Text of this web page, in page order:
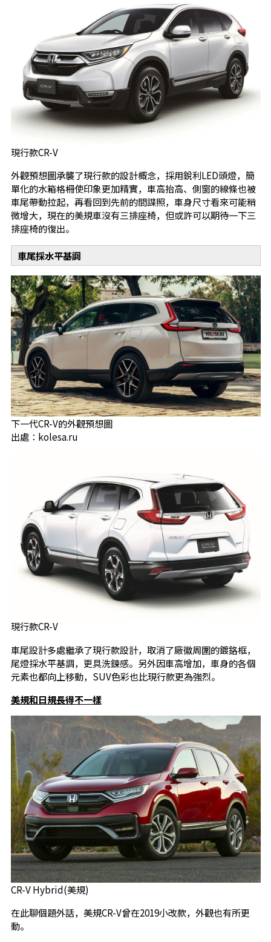
現行款CR-V
外觀預想圖承襲了現行款的設計概念，採用銳利LED頭燈，簡
單化的水箱格柵使印象更加精實，車高抬高、側窗的線條也被
車尾帶動拉起，再看回到先前的間諜照，車身尺寸看來可能稍
微增大，現在的美規車沒有三排座椅，但或許可以期待一下三
排座椅的復出。
車尾採水平基調
下一代CR-V的外觀預想圖
出處：kolesa.ru
現行款CR-V
車尾設計多處繼承了現行款設計，取消了廠徽周圍的鍍鉻框，
尾燈採水平基調，更具洗鍊感。另外因車高增加，車身的各個
元素也都向上移動，SUV色彩也比現行款更為強烈。
美規和日規長得不一樣
CR-V Hybrid(美規)
在此聊個題外話，美規CR-V曾在2019小改款，外觀也有所更
動。